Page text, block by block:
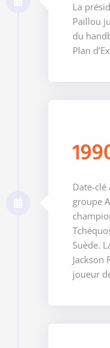
La
Paillou
du
Plan
Date-clé
groupe
Suède.
Jackson
joueur